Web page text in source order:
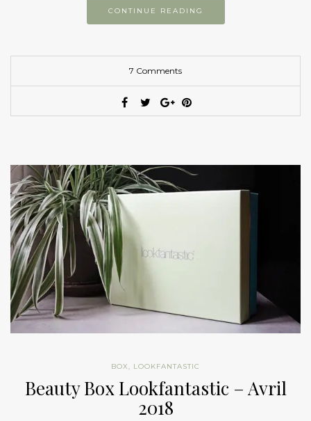
CONTINUE READING
7 Comments
BOX, LOOKFANTASTIC
Beauty Box Lookfantastic – Avril
2018